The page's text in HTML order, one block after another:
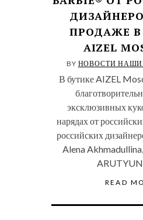
ПРОДАЖЕ В
AIZEL
BY НОВОСТИ
В бутике AIZEL
эксклюзивных
нарядах от
российских
Alena
READ